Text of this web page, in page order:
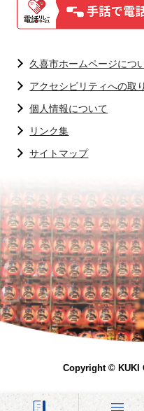
久喜市ホームページにつ
アクセシビリティへの取
個人情報について
リンク集
サイトマップ
Copyright © KUKI